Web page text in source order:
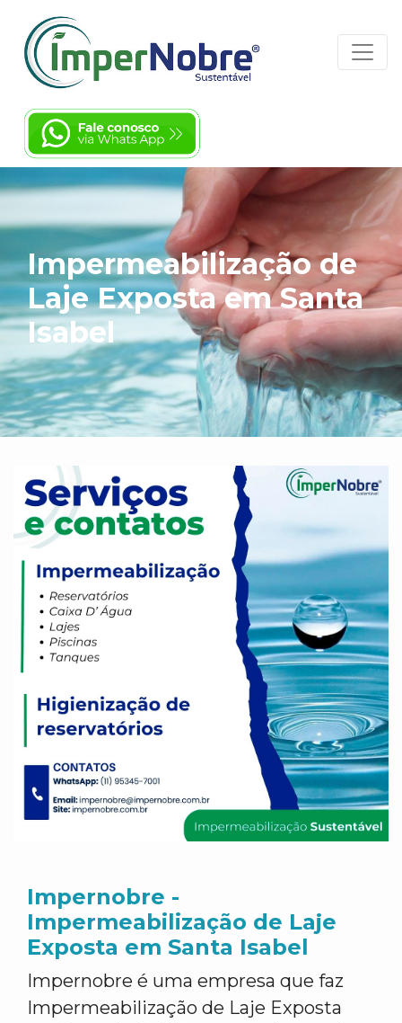
Impermeabilização de
Laje Exposta em Santa
Isabel
Impernobre -
Impermeabilização de Laje
Exposta em Santa Isabel
Impernobre é uma empresa que faz
Impermeabilização de Laje Exposta